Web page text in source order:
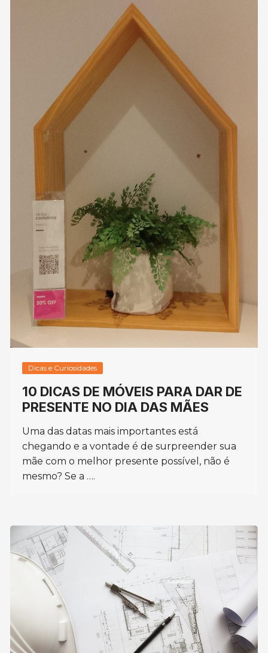
Dicas e Curiosidades
10 DICAS DE MÓVEIS PARA DAR DE
PRESENTE NO DIA DAS MÃES
Uma das datas mais importantes está
chegando e a vontade é de surpreender sua
mãe com o melhor presente possível, não é
mesmo? Se a ….